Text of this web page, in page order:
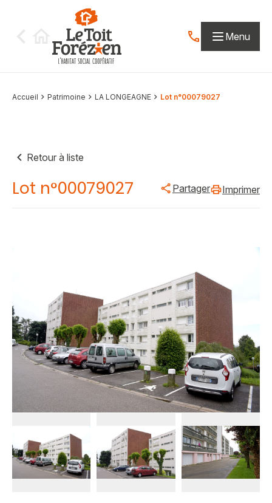
Contactez-nous
Menu
Accueil Patrimoine LA LONGEAGNE Lot n°00079027
Retour à liste
Lot n°00079027 Partager Imprimer